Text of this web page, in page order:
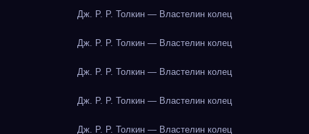
Дж. Р. Р. Толкин — Властелин колец
Дж. Р. Р. Толкин — Властелин колец
Дж. Р. Р. Толкин — Властелин колец
Дж. Р. Р. Толкин — Властелин колец
Дж. Р. Р. Толкин — Властелин колец